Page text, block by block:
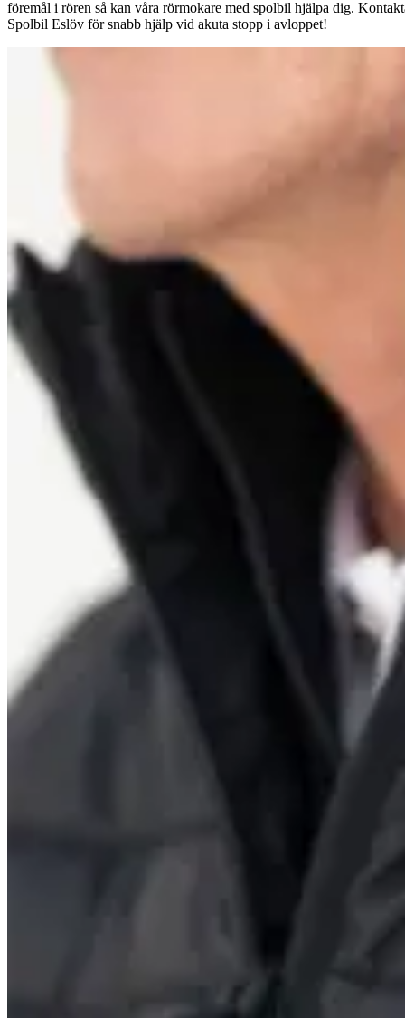
föremål i rören så kan våra rörmokare med spolbil hjälpa dig.
Spolbil Eslöv för snabb hjälp vid akuta stopp i avloppet!